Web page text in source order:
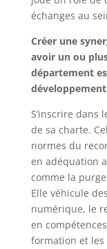
échanges au
Créer une
avoir un ou
département
S’inscrire dans
de sa charte.
normes du
en adéquation
comme la
Elle véhicule
numérique, le
en
formation et les